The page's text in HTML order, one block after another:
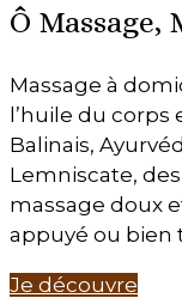
Ô Massage,
Massage à
l’huile du corps
Balinais,
Lemniscate,
massage doux
appuyé ou bien
Je découvre